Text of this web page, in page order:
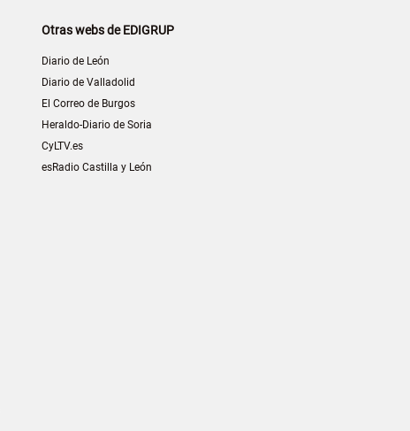
Otras webs de EDIGRUP
Diario de León
Diario de Valladolid
El Correo de Burgos
Heraldo-Diario de Soria
CyLTV.es
esRadio Castilla y León